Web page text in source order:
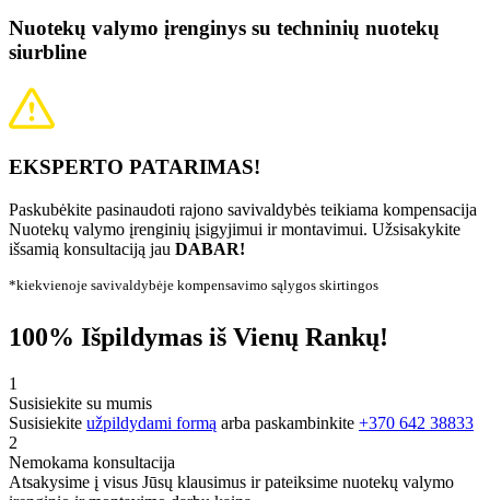
Nuotekų valymo įrenginys su techninių nuotekų
siurbline
EKSPERTO PATARIMAS!
Paskubėkite pasinaudoti rajono savivaldybės teikiama kompensacija
Nuotekų valymo įrenginių įsigyjimui ir montavimui. Užsisakykite
išsamią konsultaciją jau DABAR!
*kiekvienoje savivaldybėje kompensavimo sąlygos skirtingos
100% Išpildymas iš Vienų Rankų!
1
Susisiekite su mumis
Susisiekite užpildydami formą arba paskambinkite +370 642 38833
2
Nemokama konsultacija
Atsakysime į visus Jūsų klausimus ir pateiksime nuotekų valymo